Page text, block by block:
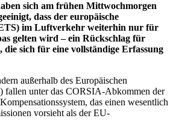
sich am frühen Mittwochmorgen
dass der europäische
im Luftverkehr weiterhin nur für
gelten wird – ein Rückschlag für
sich für eine vollständige Erfassung
außerhalb des Europäischen
fallen unter das CORSIA-Abkommen der
das einen wesentlich
vorsieht als der EU-